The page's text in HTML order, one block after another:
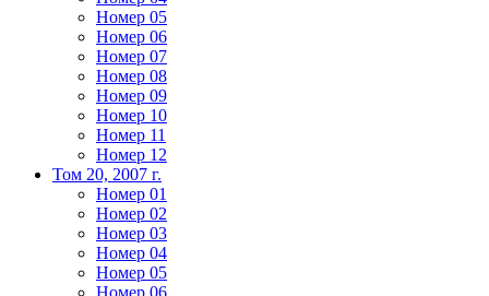
Номер 05
Номер 06
Номер 07
Номер 08
Номер 09
Номер 10
Номер 11
Номер 12
Том 20, 2007 г.
Номер 01
Номер 02
Номер 03
Номер 04
Номер 05
Номер 06